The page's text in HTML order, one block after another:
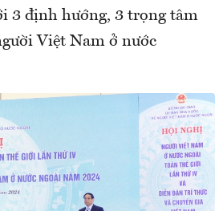
3 định hướng, 3 trọng tâm
Việt Nam ở nước